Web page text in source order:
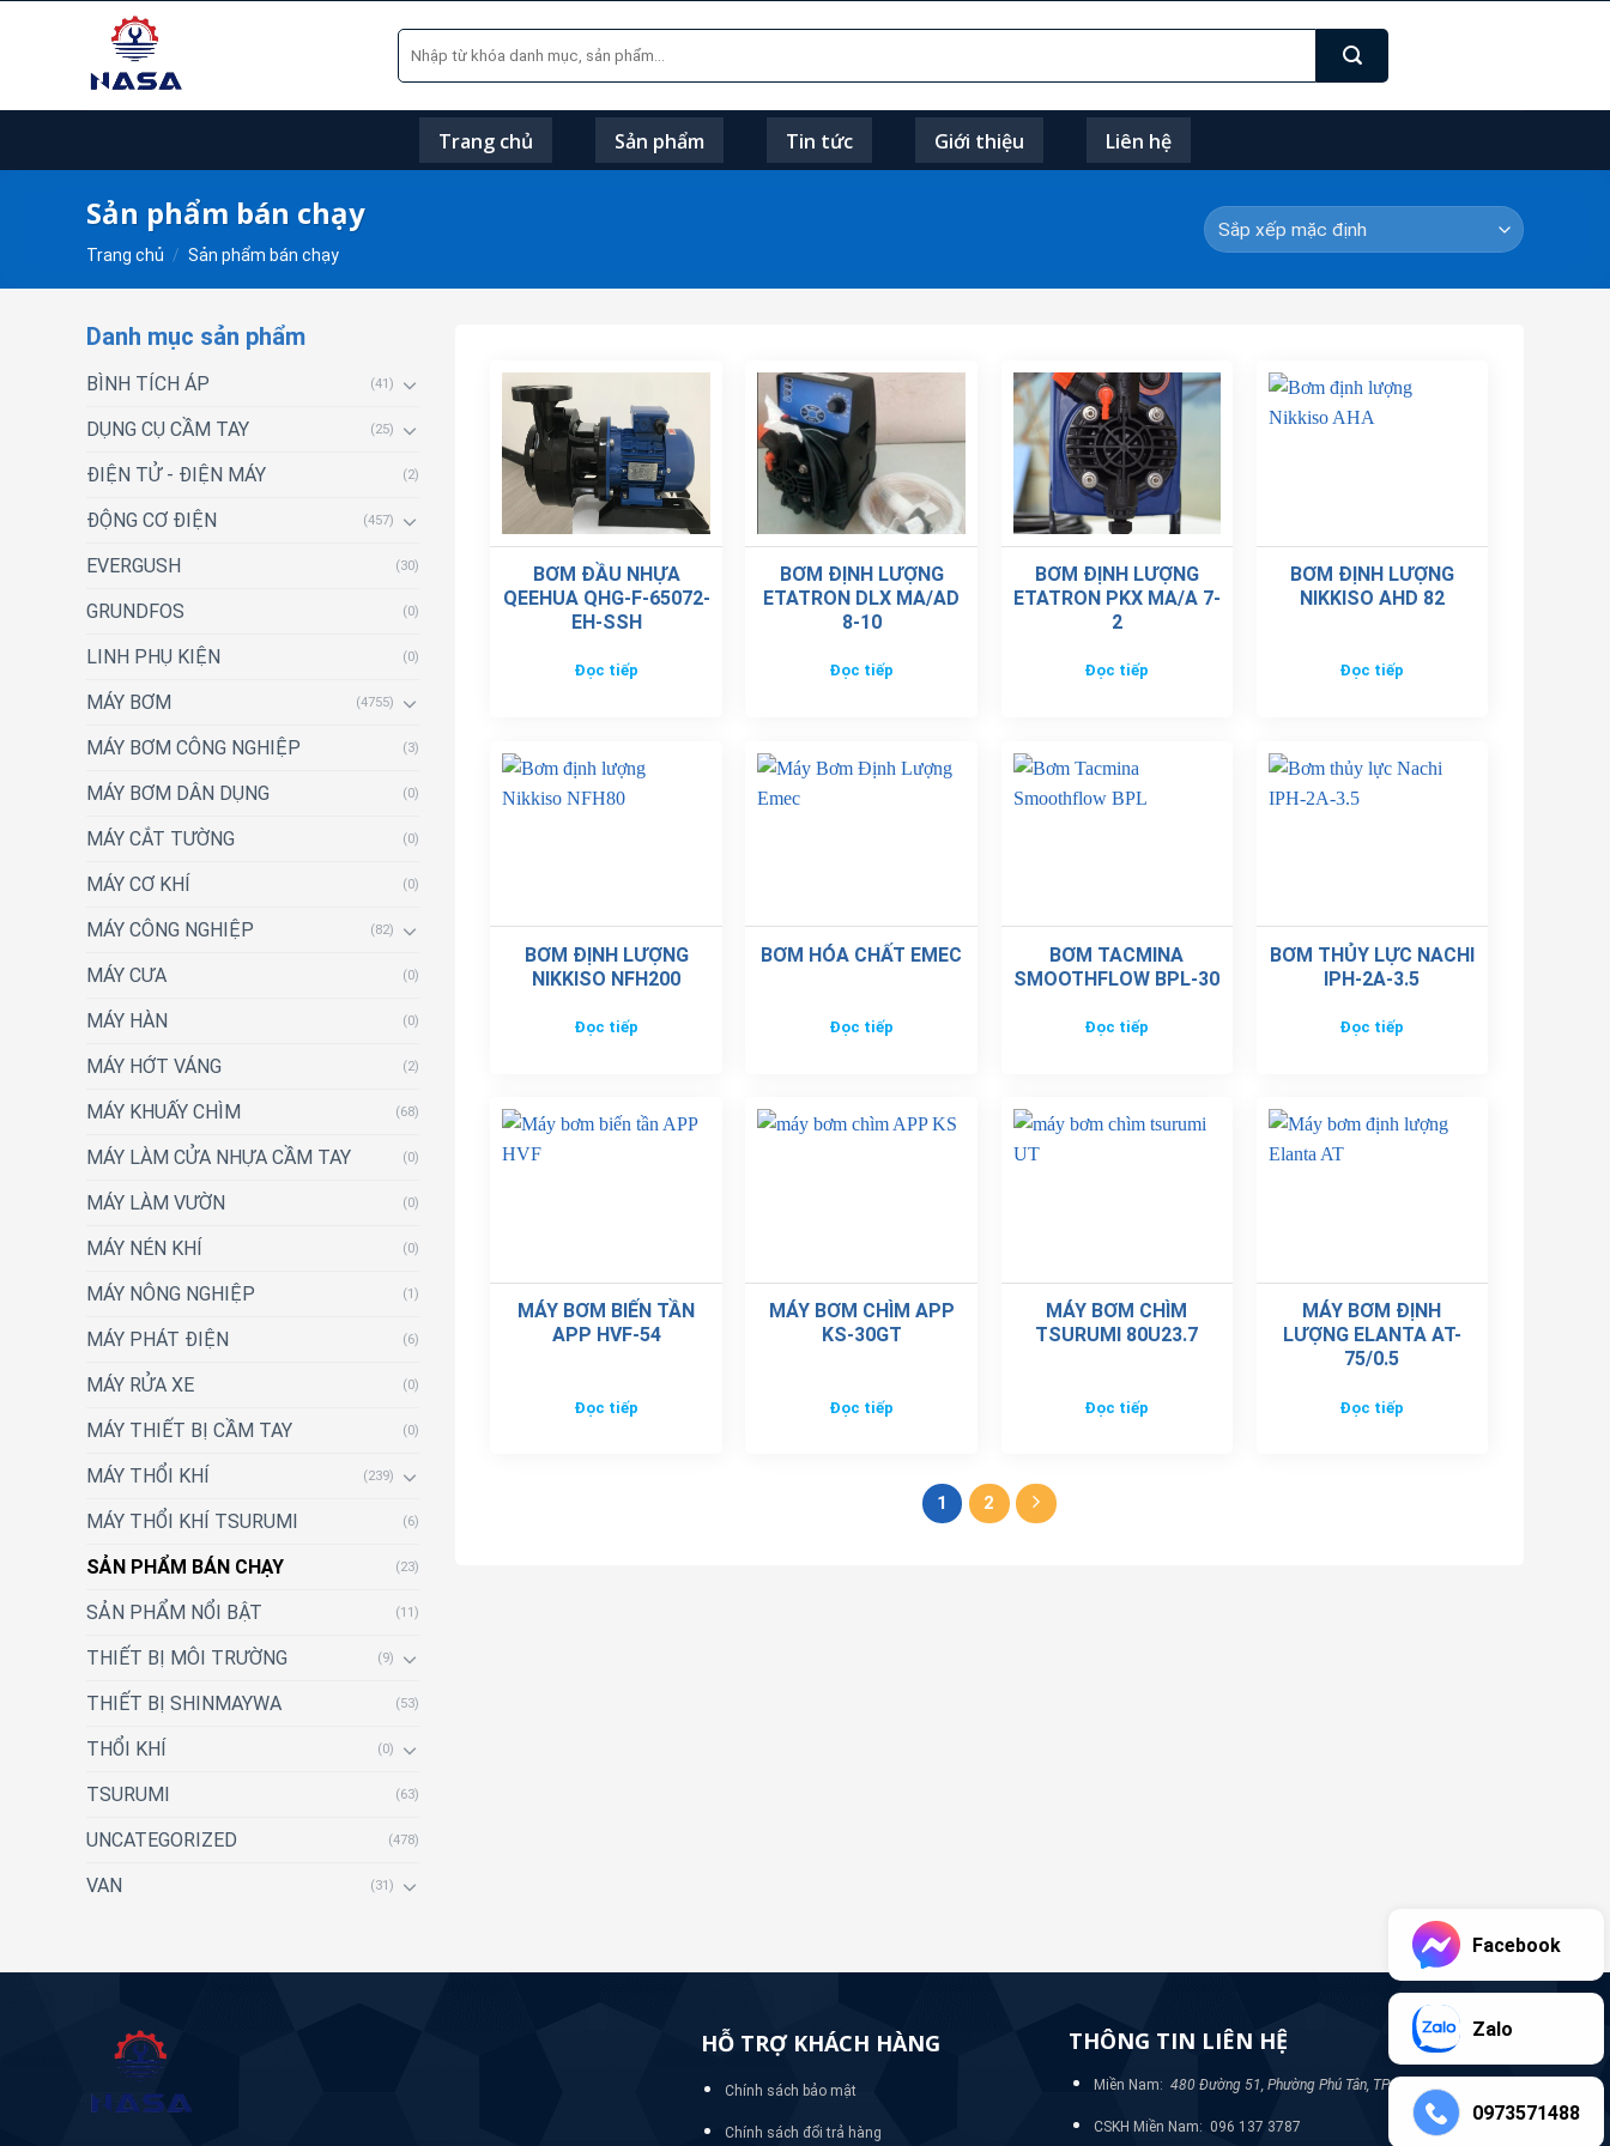
Tìm
kiếm:
Trang chủ Sản phẩm Tin tức Giới thiệu Liên hệ
Sản phẩm bán chạy
Trang chủ / Sản phẩm bán chạy
Danh mục sản phẩm
BÌNH TÍCH ÁP (41)
DỤNG CỤ CẦM TAY (25)
ĐIỆN TỬ - ĐIỆN MÁY (2)
ĐỘNG CƠ ĐIỆN (457)
EVERGUSH (30)
GRUNDFOS (0)
LINH PHỤ KIỆN (0)
MÁY BƠM (4755)
MÁY BƠM CÔNG NGHIỆP (3)
MÁY BƠM DÂN DỤNG (0)
MÁY CẮT TƯỜNG (0)
MÁY CƠ KHÍ (0)
MÁY CÔNG NGHIỆP (82)
MÁY CƯA (0)
MÁY HÀN (0)
MÁY HỚT VÁNG (2)
MÁY KHUẤY CHÌM (68)
MÁY LÀM CỬA NHỰA CẦM TAY (0)
MÁY LÀM VƯỜN (0)
MÁY NÉN KHÍ (0)
MÁY NÔNG NGHIỆP (1)
MÁY PHÁT ĐIỆN (6)
MÁY RỬA XE (0)
MÁY THIẾT BỊ CẦM TAY (0)
MÁY THỔI KHÍ (239)
MÁY THỔI KHÍ TSURUMI (6)
SẢN PHẨM BÁN CHẠY (23)
SẢN PHẨM NỔI BẬT (11)
THIẾT BỊ MÔI TRƯỜNG (9)
THIẾT BỊ SHINMAYWA (53)
THỔI KHÍ (0)
TSURUMI (63)
UNCATEGORIZED (478)
VAN (31)
BƠM ĐẦU NHỰA
QEEHUA QHG-F-65072-
EH-SSH
Đọc tiếp
BƠM ĐỊNH LƯỢNG
ETATRON DLX MA/AD
8-10
Đọc tiếp
BƠM ĐỊNH LƯỢNG
ETATRON PKX MA/A 7-
2
Đọc tiếp
BƠM ĐỊNH LƯỢNG
NIKKISO AHD 82
Đọc tiếp
BƠM ĐỊNH LƯỢNG
NIKKISO NFH200
Đọc tiếp
BƠM HÓA CHẤT EMEC
Đọc tiếp
BƠM TACMINA
SMOOTHFLOW BPL-30
Đọc tiếp
BƠM THỦY LỰC NACHI
IPH-2A-3.5
Đọc tiếp
MÁY BƠM BIẾN TẦN
APP HVF-54
Đọc tiếp
MÁY BƠM CHÌM APP
KS-30GT
Đọc tiếp
MÁY BƠM CHÌM
TSURUMI 80U23.7
Đọc tiếp
MÁY BƠM ĐỊNH
LƯỢNG ELANTA AT-
75/0.5
Đọc tiếp
1 2
HỖ TRỢ KHÁCH HÀNG
Chính sách bảo mật
Chính sách đổi trả hàng
THÔNG TIN LIÊN HỆ
Miền Nam: 480 Đường 51, Phường Phú Tân, TP Bình Dương
CSKH Miền Nam: 096 137 3787
Facebook
Zalo
0973571488